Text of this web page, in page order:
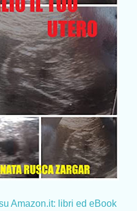
Amazon.it: libri ed eBook